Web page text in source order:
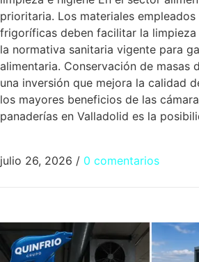
prioritaria. Los materiales empleados
frigoríficas deben facilitar la
la normativa sanitaria vigente para
alimentaria. Conservación de masas
una inversión que mejora la calidad
los mayores beneficios de las
panaderías en Valladolid es la
julio 26, 2026 / 0 comentarios